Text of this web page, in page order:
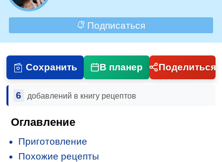
Подписаться
Сохранить В планер Поделиться
6 добавлений в книгу рецептов
Оглавление
Приготовление
Похожие рецепты